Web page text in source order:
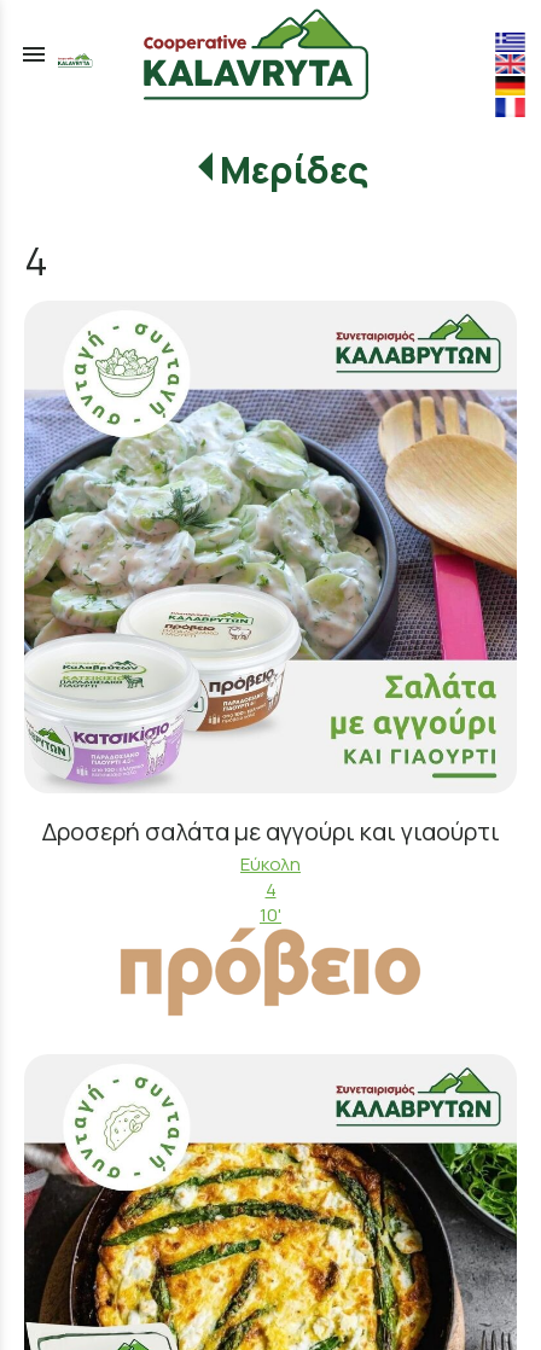
menu
Μερίδες
4
Δροσερή σαλάτα με αγγούρι και γιαούρτι
Εύκολη
4
10'